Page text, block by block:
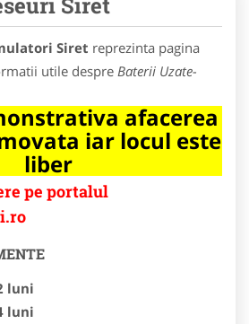
Siret reprezinta pagina
utile despre Baterii Uzate-
afacerea
iar locul este
liber
pe portalul
luni
luni